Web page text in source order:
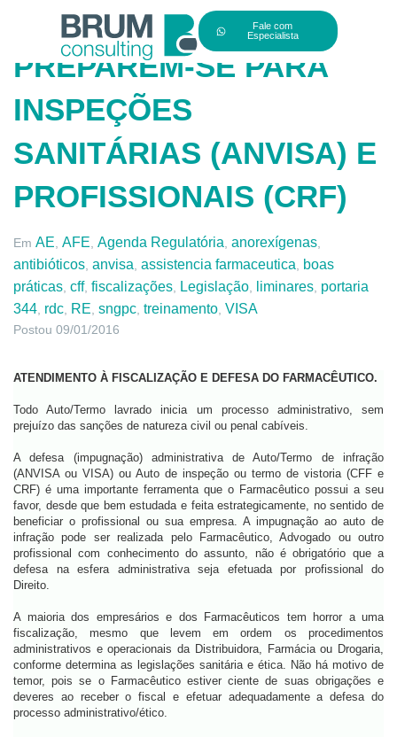
Fale com
Especialista
PREPAREM-SE PARA
INSPEÇÕES
SANITÁRIAS (ANVISA) E
PROFISSIONAIS (CRF)
Em AE AFE Agenda Regulatória anorexígenas
antibióticos anvisa assistencia farmaceutica
boas
práticas cff, fiscalizações Legislação liminares portaria
344 rdc RE sngpc treinamento VISA
Postou 09/01/2016
ATENDIMENTO À FISCALIZAÇÃO E DEFESA DO FARMACÊUTICO.
Todo Auto/Termo lavrado inicia um processo administrativo, sem
prejuízo das sanções de natureza civil ou penal cabíveis.
A defesa (impugnação) administrativa de Auto/Termo de infração
(ANVISA ou VISA) ou Auto de inspeção ou termo de vistoria (CFF e
CRF) é uma importante ferramenta que o Farmacêutico possui a seu
favor, desde que bem estudada e feita estrategicamente, no sentido de
beneficiar o profissional ou sua empresa. A impugnação ao auto de
infração pode ser realizada pelo Farmacêutico, Advogado ou outro
profissional com conhecimento do assunto, não é obrigatório que a
defesa na esfera administrativa seja efetuada por profissional do
Direito.
A maioria dos empresários e dos Farmacêuticos tem horror a uma
fiscalização, mesmo que levem em ordem os procedimentos
administrativos e operacionais da Distribuidora, Farmácia ou Drogaria,
conforme determina as legislações sanitária e ética. Não há motivo de
temor, pois se o Farmacêutico estiver ciente de suas obrigações e
deveres ao receber o fiscal e efetuar adequadamente a defesa do
processo administrativo/ético.